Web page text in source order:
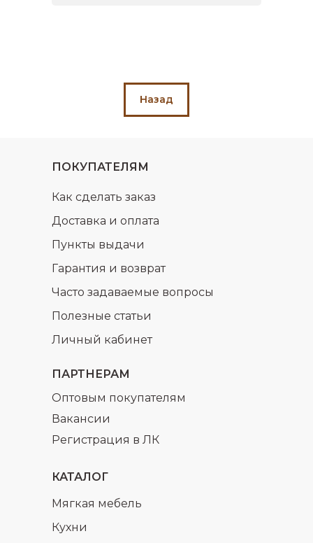
Назад
ПАРТНЕРАМ
Регистрация в ЛК
Оптовым покупателям
Вакансии
КАТАЛОГ
Кухни
Мягкая мебель
ПОКУПАТЕЛЯМ
Доставка и оплата
Часто задаваемые вопросы
Гарантия и возврат
Полезные статьи
Пункты выдачи
Как сделать заказ
Личный кабинет